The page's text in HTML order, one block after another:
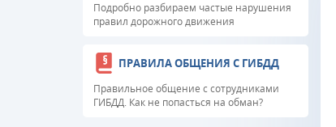
Подробно разбираем частые нарушения
правил дорожного движения
ПРАВИЛА ОБЩЕНИЯ С ГИБДД
Правильное общение с сотрудниками
ГИБДД. Как не попасться на обман?